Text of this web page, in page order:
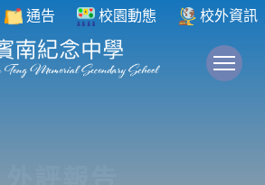
通告 校園動態 校外資訊